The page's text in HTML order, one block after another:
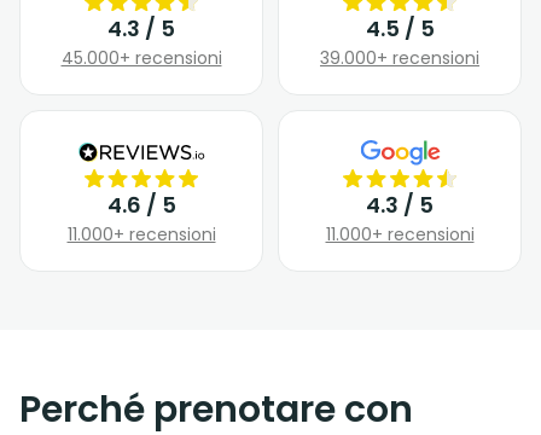
4.3 / 5
45.000+ recensioni
4.5 / 5
39.000+ recensioni
4.6 / 5
11.000+ recensioni
4.3 / 5
11.000+ recensioni
Perché prenotare con